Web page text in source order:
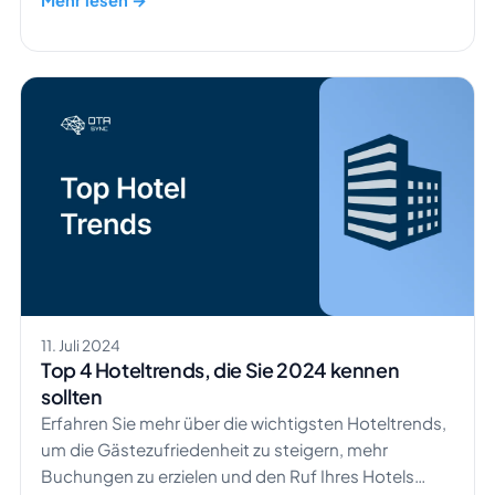
Ihnen das wirklich Vorteile? Wer nutzt diese
Zahlungsmethode am häufigsten? Und vor allem:
achten? […]
11. Juli 2024
Top 4 Hoteltrends, die Sie 2024 kennen
sollten
Erfahren Sie mehr über die wichtigsten Hoteltrends,
um die Gästezufriedenheit zu steigern, mehr
Buchungen zu erzielen und den Ruf Ihres Hotels